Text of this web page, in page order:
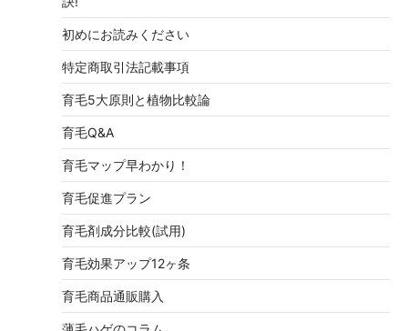
初めにお読みください
特定商取引法記載事項
育毛5大原則と植物比較論
育毛Q&A
育毛マップ早わかり！
育毛促進プラン
育毛剤成分比較(試用)
育毛効果アップ12ヶ条
育毛商品通販購入